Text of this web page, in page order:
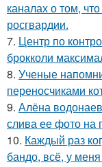
каналах о том,
росгвардии.
7. Центр по
брокколи
8. Ученые
переносчиками
9. Алёна
слива ее фото на
10. Каждый раз
бандо, всё, у